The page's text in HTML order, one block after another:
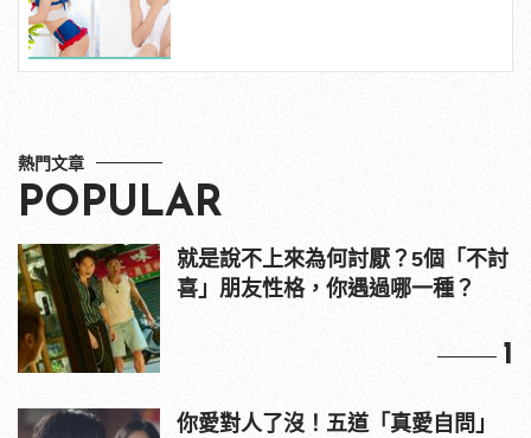
熱門文章
POPULAR
就是說不上來為何討厭？5個「不討
喜」朋友性格，你遇過哪一種？
1
你愛對人了沒！五道「真愛自問」